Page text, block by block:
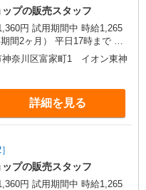
プの販売スタッフ
時給1,265
平日17時まで 時
20時まで 時給1,360円 平日20
・祝17時まで 時給1,275円
時給1,360円 日・祝20時〜 時
験による
神奈川区富家町1 イオン東神
詳細を見る
プの販売スタッフ
時給1,265